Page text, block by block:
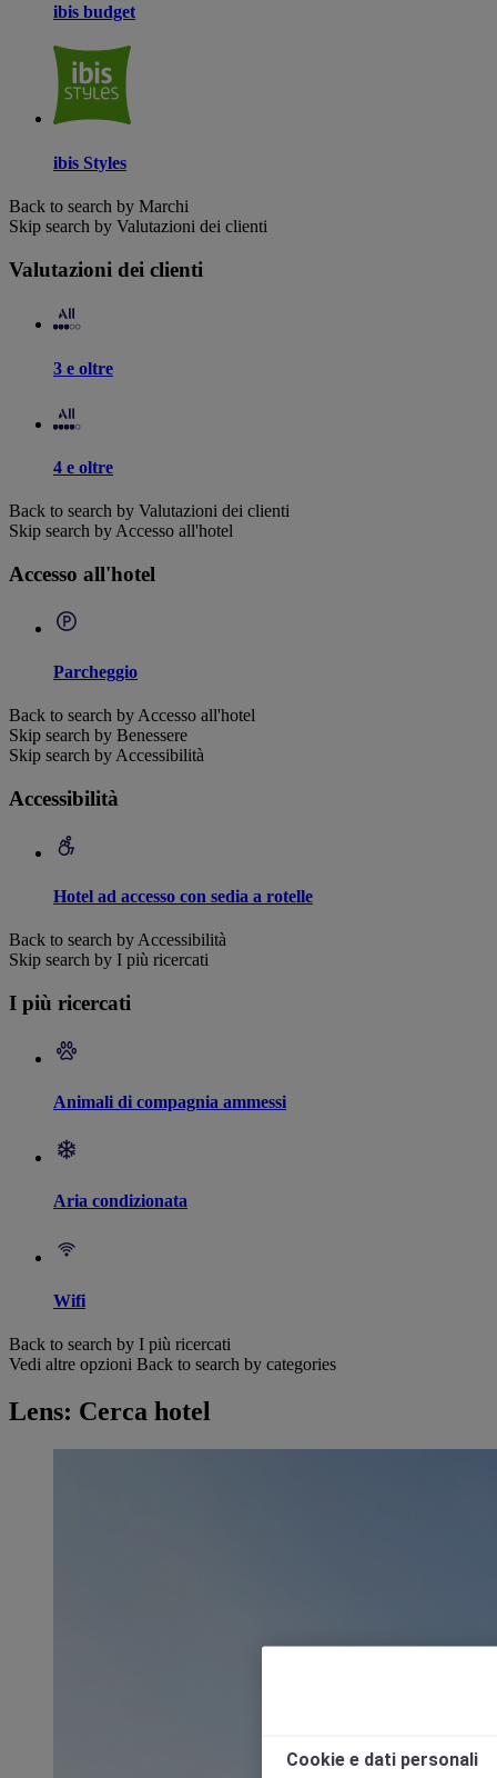
ibis budget
ibis Styles
Back to search by Marchi
Skip search by Valutazioni dei clienti
Valutazioni dei clienti
3 e oltre
4 e oltre
Back to search by Valutazioni dei clienti
Skip search by Accesso all'hotel
Accesso all'hotel
Parcheggio
Back to search by Accesso all'hotel
Skip search by Benessere
Skip search by Accessibilità
Accessibilità
Hotel ad accesso con sedia a rotelle
Back to search by Accessibilità
Skip search by I più ricercati
I più ricercati
Animali di compagnia ammessi
Aria condizionata
Wifi
Back to search by I più ricercati
Vedi altre opzioni Back to search by categories
Lens: Cerca hotel
Cookie e dati personali